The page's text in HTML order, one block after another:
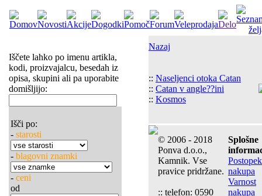
Iščete lahko po imenu artikla,
kodi, proizvajalcu, besedah iz
opisa, skupini ali pa uporabite
domišljijo:
Išči po:
- starosti
- blagovni znamki
- ceni
od
Nazaj
:: Naseljenci otoka Catan
:: Catan v angle??ini
:: Kosmos
© 2006 - 2018
Ponva d.o.o.,
Kamnik. Vse
pravice pridržane.
:: telefon: 0590
Splošne
Postopek
nakupa
Varnost
nakupa